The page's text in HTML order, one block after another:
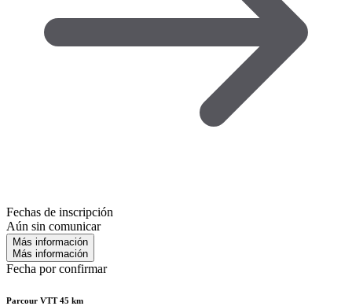
Fechas de inscripción
Aún sin comunicar
Más información
Más información
Fecha por confirmar
Parcour VTT 45 km